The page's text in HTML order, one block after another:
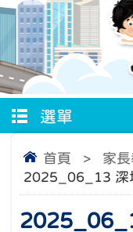
選單
首頁 > 家
2025_06_13 深